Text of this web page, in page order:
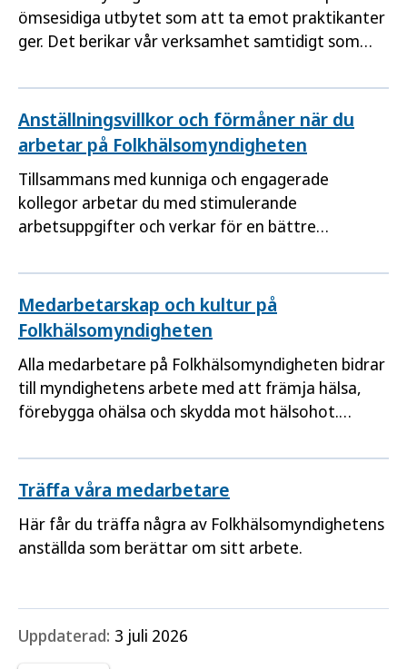
ömsesidiga utbytet som att ta emot praktikanter
ger. Det berikar vår verksamhet samtidigt som
av statsförvaltningen.
Anställningsvillkor och förmåner när du
arbetar på Folkhälsomyndigheten
Tillsammans med kunniga och engagerade
kollegor arbetar du med stimulerande
arbetsuppgifter och verkar för en bättre
ska bidra till att du mår bra och trivs hos oss. Här
är ett urval av vad vi erbjuder dig.
Medarbetarskap och kultur på
Folkhälsomyndigheten
Alla medarbetare på Folkhälsomyndigheten bidrar
till myndighetens arbete med att främja hälsa,
förebygga ohälsa och skydda mot hälsohot.
för en god och jämlik hälsa i hela befolkningen.
Genom att ta vara på kompetensen och
engagemanget hos oss alla når vi längre i våra
uppdrag.
Träffa våra medarbetare
Här får du träffa några av Folkhälsomyndighetens
anställda som berättar om sitt arbete.
Uppdaterad: 3 juli 2026